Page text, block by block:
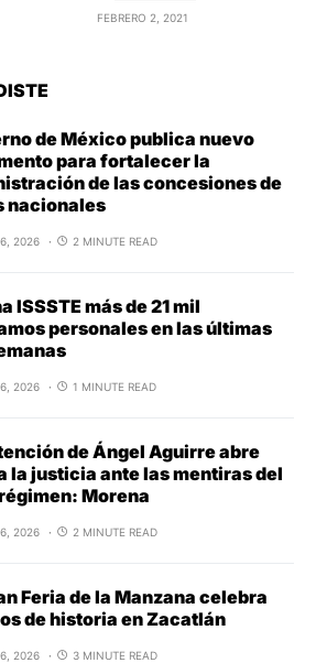
FEBRERO 2, 2021
de México publica nuevo
para fortalecer la
de las concesiones de
nacionales
2026 2 MINUTE READ
ISSSTE más de 21 mil
personales en las últimas
2026 1 MINUTE READ
de Ángel Aguirre abre
la justicia ante las mentiras del
Morena
2026 2 MINUTE READ
Feria de la Manzana celebra
de historia en Zacatlán
2026 3 MINUTE READ